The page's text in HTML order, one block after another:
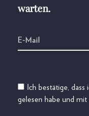
warten.
Ich bestätige, dass
gelesen habe und